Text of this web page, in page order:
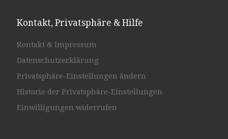
Kontakt, Privatsphäre & Hilfe
Kontakt & Impressum
Datenschutzerklärung
Privatsphäre-Einstellungen ändern
Historie der Privatsphäre-Einstellungen
Einwilligungen widerrufen